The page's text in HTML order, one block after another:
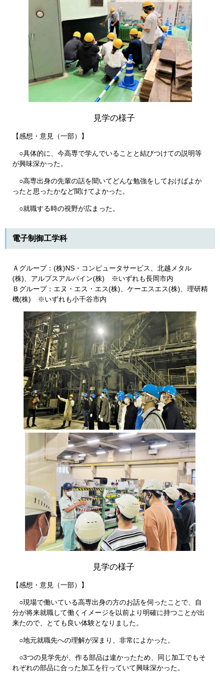
見学の様子
【感想・意見（一部）】
○具体的に、今高専で学んでいることと結びつけての説明等
が興味深かった。
○高専出身の先輩の話を聞いてどんな勉強をしておけばよか
ったと思ったかなど聞けてよかった。
○就職する時の視野が広まった。
電子制御工学科
Ａグループ：(株)NS・コンピュータサービス
、北越メタル
(株)、アルプスアルパイン(株)
※いずれも長岡市内
Ｂグループ：エヌ・エス・エス(株) 、ケーエスエス(株) 、理研精
機(株)
※いずれも小千谷市内
見学の様子
【感想・意見（一部）】
○現場で働いている高専出身の方のお話を伺ったことで、自
分が将来就職して働くイメージを以前より明確に持つことが出
来たので、とても良い体験となりました。
○地元就職先への理解が深まり、非常によかった。
○3つの見学先が、作る部品は違かったため、同じ加工でもそ
れぞれの部品に合った加工を行っていて興味深かった。